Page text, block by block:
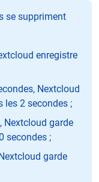
se suppriment
enregistre
Nextcloud
les 2 secondes ;
Nextcloud garde
secondes ;
garde